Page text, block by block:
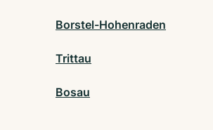
Borstel-Hohenraden
Trittau
Bosau